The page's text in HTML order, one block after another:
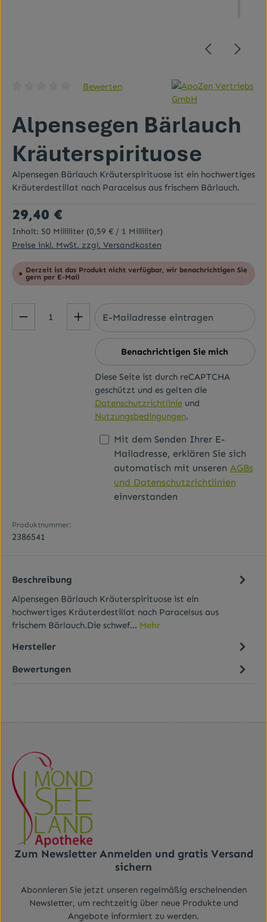
Durchschnittliche Bewertung von 0 von 5 Sternen
Bewerten
Alpensegen Bärlauch
Kräuterspirituose
Alpensegen Bärlauch Kräuterspirituose ist ein hochwertiges
Kräuterdestillat nach Paracelsus aus frischem Bärlauch.
Regulärer Preis:
29,40 €
Inhalt: 50 Milliliter (0,59 € / 1 Milliliter)
Preise inkl. MwSt. zzgl. Versandkosten
Derzeit ist das Produkt nicht verfügbar, wir benachrichtigen Sie
gern per E-Mail
Benachrichtigen Sie mich
Diese Seite ist durch reCAPTCHA
geschützt und es gelten die
Datenschutzrichtlinieund
Nutzungsbedingungen.
Mit dem Senden Ihrer E-
Mailadresse, erklären Sie sich
automatisch mit unseren AGBs
und Datenschutzrichtlinien
einverstanden
Produktnummer:
2386541
Beschreibung
Alpensegen Bärlauch Kräuterspirituose ist ein
hochwertiges Kräuterdestillat nach Paracelsus aus
frischem Bärlauch.Die schwef… Mehr
Hersteller
Bewertungen
Zum Newsletter Anmelden und gratis Versand
sichern
Abonnieren Sie jetzt unseren regelmäßig erscheinenden
Newsletter, um rechtzeitig über neue Produkte und
Angebote informiert zu werden.